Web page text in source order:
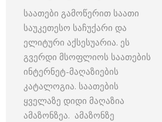
საათები გამოწერით საათი
საუკეთესო საჩუქარი და
ელიტური აქსესუარია. ეს
გვერდი მსოფლიოს საათების
ინტერნეტ-მაღაზიების
კატალოგია. საათების
ყველაზე დიდი მაღაზია
ამაზონზეა. ამაზონზე